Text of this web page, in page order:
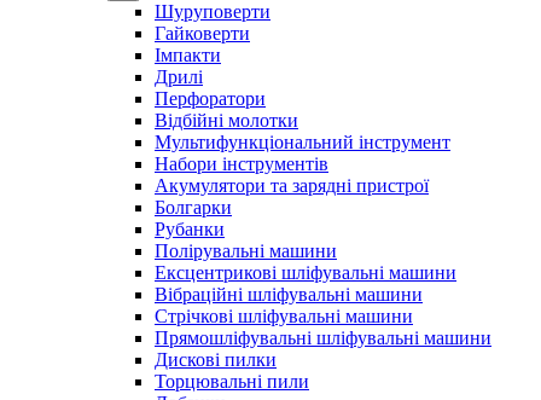
Шуруповерти
Гайковерти
Імпакти
Дрилі
Перфоратори
Відбійні молотки
Мультифункціональний інструмент
Набори інструментів
Акумулятори та зарядні пристрої
Болгарки
Рубанки
Полірувальні машини
Ексцентрикові шліфувальні машини
Вібраційні шліфувальні машини
Стрічкові шліфувальні машини
Прямошліфувальні шліфувальні машини
Дискові пилки
Торцювальні пили